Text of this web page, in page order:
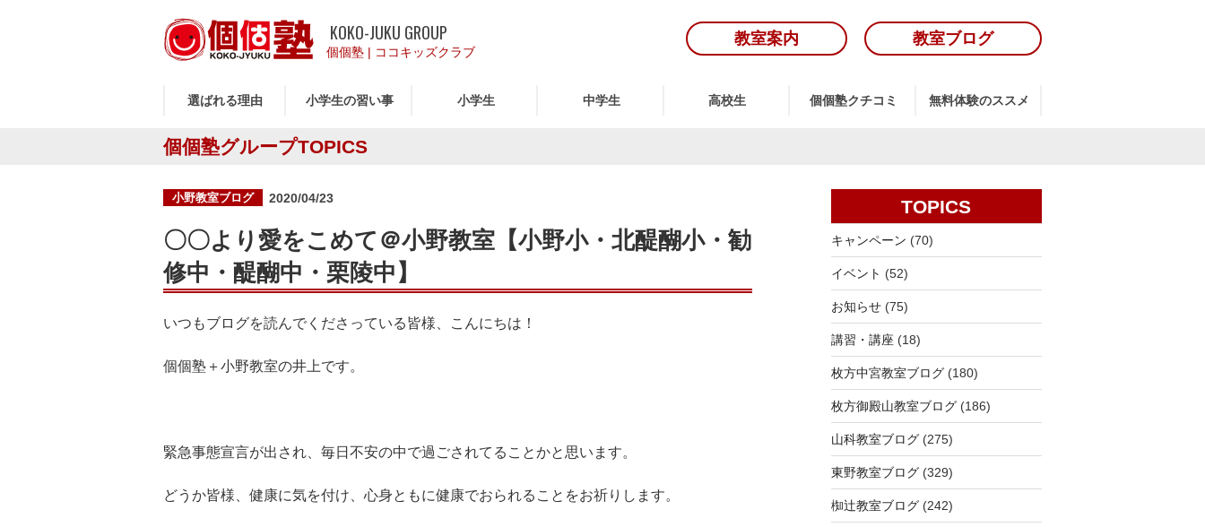
KOKO-JUKU GROUP
個個塾 | ココキッズクラブ
教室案内 教室ブログ
選ばれる理由 小学生の習い事 小学生 中学生 高校生 個個塾クチコミ 無料体験のススメ
個個塾グループTOPICS
投
2020/04/23
小野教室ブログ
〇〇より愛をこめて＠小野教室【小野小・北醍醐小・勧
修中・醍醐中・栗陵中】
いつもブログを読んでくださっている皆様、こんにちは！
個個塾＋小野教室の井上です。
緊急事態宣言が出され、毎日不安の中で過ごされてることかと思います。
どうか皆様、健康に気を付け、心身ともに健康でおられることをお祈りします。
TOPICS
キャンペーン (70)
イベント (52)
お知らせ(75)
講習・講座 (18)
枚方中宮教室ブログ(180)
枚方御殿山教室ブログ(186)
山科教室ブログ(275)
東野教室ブログ(329)
椥辻教室ブログ(242)